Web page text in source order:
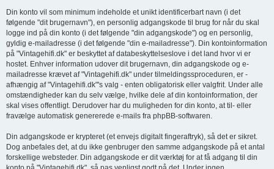
Din konto vil som minimum indeholde et unikt identificerbart navn (i det
følgende "dit brugernavn"), en personlig adgangskode til brug for når du skal
logge ind på din konto (i det følgende "din adgangskode") og en personlig,
gyldig e-mailadresse (i det følgende "din e-mailadresse"). Din kontoinformation
på "Vintagehifi.dk" er beskyttet af databeskyttelseslove i det land hvor vi er
hostet. Enhver information udover dit brugernavn, din adgangskode og e-
mailadresse krævet af "Vintagehifi.dk" under tilmeldingssproceduren, er -
afhængig af "Vintagehifi.dk"'s valg - enten obligatorisk eller valgfrit. Under alle
omstændigheder kan du selv vælge, hvilke dele af din kontoinformation, der
skal vises offentligt. Derudover har du muligheden for din konto, at til- eller
fravælge automatisk genererede e-mails fra phpBB-softwaren.
Din adgangskode er krypteret (et envejs digitalt fingeraftryk), så det er sikret.
Dog anbefales det, at du ikke genbruger den samme adgangskode på et antal
forskellige websteder. Din adgangskode er dit værktøj for at få adgang til din